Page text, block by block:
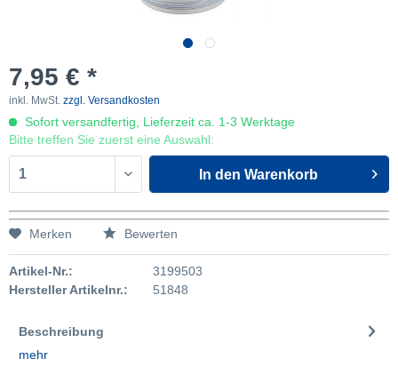
7,95 € *
inkl. MwSt. zzgl. Versandkosten
Sofort versandfertig, Lieferzeit ca. 1-3 Werktage
Bitte treffen Sie zuerst eine Auswahl:
In den Warenkorb
Merken Bewerten
Artikel-Nr.:
3199503
Hersteller Artikelnr.:
51848
Beschreibung
mehr